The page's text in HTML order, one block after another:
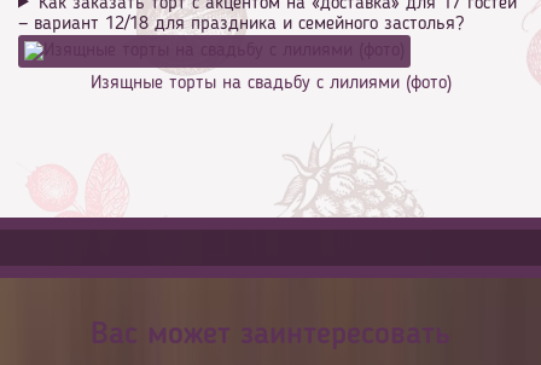
— вариант 12/18 для праздника и семейного застолья?
Изящные торты на свадьбу с лилиями (фото)
Вас может заинтересовать